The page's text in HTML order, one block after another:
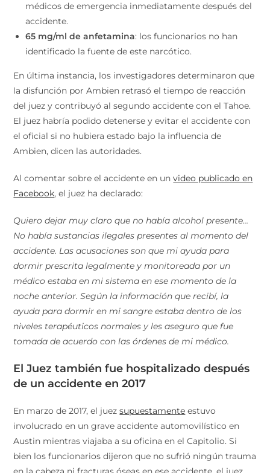
médicos de emergencia inmediatamente después del
accidente.
65 mg/ml de anfetamina: los funcionarios no han
identificado la fuente de este narcótico.
En última instancia, los investigadores determinaron que
la disfunción por Ambien retrasó el tiempo de reacción
del juez y contribuyó al segundo accidente con el Tahoe.
El juez habría podido detenerse y evitar el accidente con
el oficial si no hubiera estado bajo la influencia de
Ambien, dicen las autoridades.
Al comentar sobre el accidente en unvideo publicado en
Facebook, el juez ha declarado:
Quiero dejar muy claro que no había alcohol presente…
No había sustancias ilegales presentes al momento del
accidente. Las acusaciones son que mi ayuda para
dormir prescrita legalmente y monitoreada por un
médico estaba en mi sistema en ese momento de la
noche anterior. Según la información que recibí, la
ayuda para dormir en mi sangre estaba dentro de los
niveles terapéuticos normales y les aseguro que fue
tomada de acuerdo con las órdenes de mi médico.
El Juez también fue hospitalizado después
de un accidente en 2017
En marzo de 2017, el juezsupuestamente estuvo
involucrado en un grave accidente automovilístico en
Austin mientras viajaba a su oficina en el Capitolio. Si
bien los funcionarios dijeron que no sufrió ningún trauma